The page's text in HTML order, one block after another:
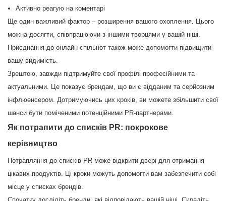
Активно реагую на коментарі
Ще один важливий фактор – розширення вашого охоплення. Цього
можна досягти, співпрацюючи з іншими творцями у вашій ніші.
Приєднання до онлайн-спільнот також може допомогти підвищити
вашу видимість.
Зрештою, завжди підтримуйте свої профілі професійними та
актуальними. Це показує брендам, що ви є відданим та серйозним
інфлюенсером. Дотримуючись цих кроків, ви можете збільшити свої
шанси бути поміченими потенційними PR-партнерами.
Як потрапити до списків PR: покрокове
керівництво
Потрапляння до списків PR може відкрити двері для отримання
цікавих продуктів. Ці кроки можуть допомогти вам забезпечити собі
місце у списках брендів.